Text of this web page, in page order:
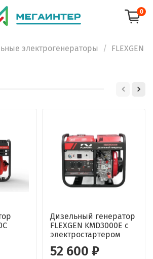
0
электрогенераторы FLEXGEN
Дизельный генератор
FLEXGEN KMD3000E с
электростартером
52 600 ₽